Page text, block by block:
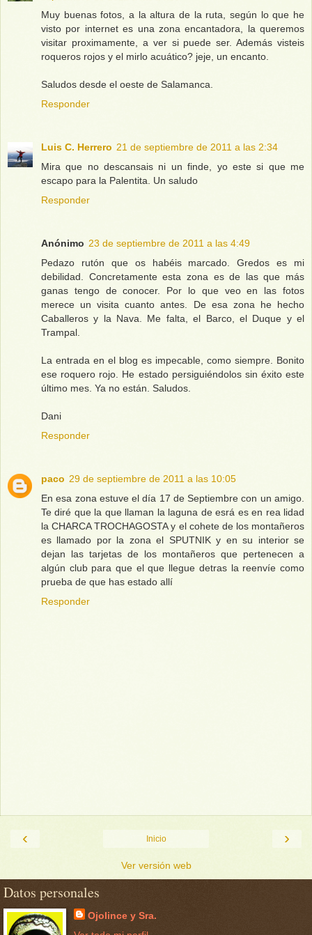
Muy buenas fotos, a la altura de la ruta, según lo que he
visto por internet es una zona encantadora, la queremos
visitar proximamente, a ver si puede ser. Además visteis
roqueros rojos y el mirlo acuático? jeje, un encanto.
Saludos desde el oeste de Salamanca.
Responder
Luis C. Herrero 21 de septiembre de 2011 a las 2:34
Mira que no descansais ni un finde, yo este si que me
escapo para la Palentita. Un saludo
Responder
Anónimo 23 de septiembre de 2011 a las 4:49
Pedazo rutón que os habéis marcado. Gredos es mi
debilidad. Concretamente esta zona es de las que más
ganas tengo de conocer. Por lo que veo en las fotos
merece un visita cuanto antes. De esa zona he hecho
Caballeros y la Nava. Me falta, el Barco, el Duque y el
Trampal.
La entrada en el blog es impecable, como siempre. Bonito
ese roquero rojo. He estado persiguiéndolos sin éxito este
último mes. Ya no están. Saludos.
Dani
Responder
paco 29 de septiembre de 2011 a las 10:05
En esa zona estuve el día 17 de Septiembre con un amigo.
Te diré que la que llaman la laguna de esrá es en rea lidad
la CHARCA TROCHAGOSTA y el cohete de los montañeros
es llamado por la zona el SPUTNIK y en su interior se
dejan las tarjetas de los montañeros que pertenecen a
algún club para que el que llegue detras la reenvíe como
prueba de que has estado allí
Responder
‹ ›
Inicio
Ver versión web
Datos personales
Ojolince y Sra.